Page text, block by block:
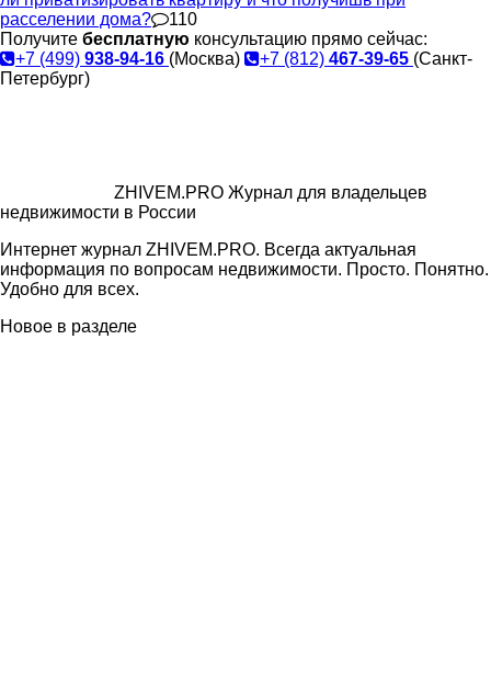
расселении дома?
110
Получите бесплатную консультацию прямо сейчас:
+7 (499) 938-94-16 (Москва) +7 (812) 467-39-65 (Санкт-
Петербург)
ZHIVEM.PRO Журнал для владельцев
недвижимости в России
Интернет журнал ZHIVEM.PRO. Всегда актуальная
информация по вопросам недвижимости. Просто. Понятно.
Удобно для всех.
Новое в разделе